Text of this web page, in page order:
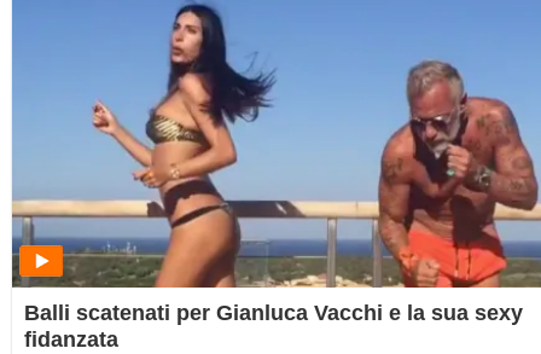
Balli scatenati per Gianluca Vacchi e la sua sexy
fidanzata